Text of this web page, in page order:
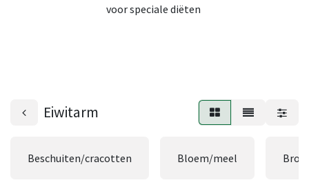
voor speciale diëten
Eiwitarm
Beschuiten/cracotten Bloem/meel